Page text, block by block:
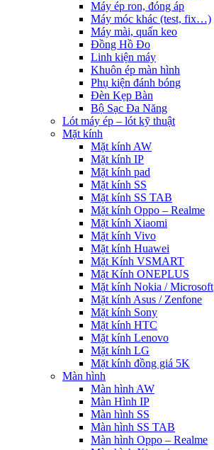
Máy ép ron, đóng áp
Máy móc khác (test, fix…)
Máy mài, quấn keo
Đồng Hồ Đo
Linh kiện máy
Khuôn ép màn hình
Phụ kiện đánh bóng
Đèn Kẹp Bàn
Bộ Sạc Đa Năng
Lót máy ép – lót kỹ thuật
Mặt kính
Mặt kính AW
Mặt kính IP
Mặt kính pad
Mặt kính SS
Mặt kính SS TAB
Mặt kính Oppo – Realme
Mặt kính Xiaomi
Mặt kính Vivo
Mặt kính Huawei
Mặt Kính VSMART
Mặt Kính ONEPLUS
Mặt kính Nokia / Microsoft
Mặt kính Asus / Zenfone
Mặt kính Sony
Mặt kính HTC
Mặt kính Lenovo
Mặt kính LG
Mặt kính đồng giá 5K
Màn hình
Màn hình AW
Màn Hình IP
Màn hình SS
Màn hình SS TAB
Màn hình Oppo – Realme